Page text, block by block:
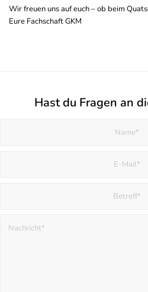
Wir freuen uns auf euch – ob beim
Eure Fachschaft GKM
Hast du Fragen an